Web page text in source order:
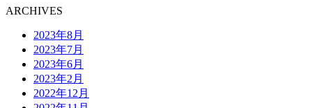
ARCHIVES
2023年8月
2023年7月
2023年6月
2023年2月
2022年12月